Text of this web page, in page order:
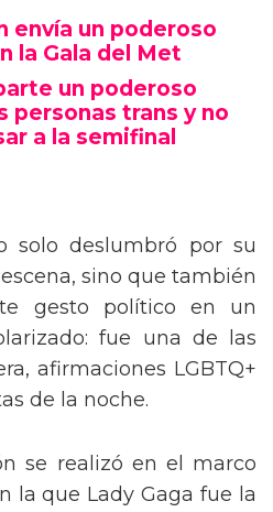
envía un poderoso
la Gala del Met
un poderoso
personas trans y no
a la semifinal
solo deslumbró por su
sino que también
gesto político en un
fue una de las
afirmaciones LGBTQ+
de la noche.
se realizó en el marco
la que Lady Gaga fue la